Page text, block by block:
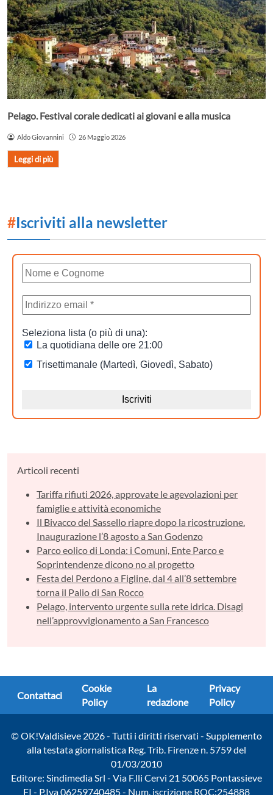
Pelago. Festival corale dedicati ai giovani e alla musica
Aldo Giovannini 26 Maggio 2026
Leggi di più
#Iscriviti alla newsletter
Articoli recenti
Tariffa rifiuti 2026, approvate le agevolazioni per
famiglie e attività economiche
Il Bivacco del Sassello riapre dopo la ricostruzione.
Inaugurazione l’8 agosto a San Godenzo
Parco eolico di Londa: i Comuni, Ente Parco e
Soprintendenze dicono no al progetto
Festa del Perdono a Figline, dal 4 all’8 settembre
torna il Palio di San Rocco
Pelago, intervento urgente sulla rete idrica. Disagi
nell’approvvigionamento a San Francesco
Contattaci
Cookie
Policy
La
redazione
Privacy
Policy
© OK!Valdisieve 2026 - Tutti i diritti riservati - Supplemento
alla testata giornalistica Reg. Trib. Firenze n. 5759 del
01/03/2010
Editore: Sindimedia Srl - Via F.lli Cervi 21 50065 Pontassieve
FI - P.Iva 06259740485 - Num. iscrizione ROC:254888